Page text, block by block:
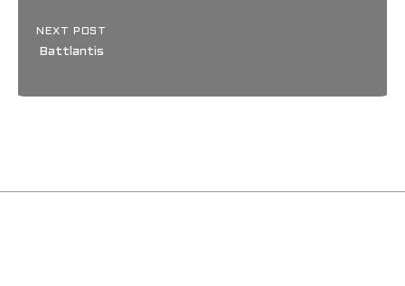
NEXT POST
Battlantis